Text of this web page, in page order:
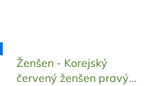
Ženšen - Korejský
červený ženšen pravý